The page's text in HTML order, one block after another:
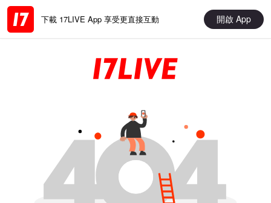
下載 17LIVE App 享受更直接互動 開啟 App